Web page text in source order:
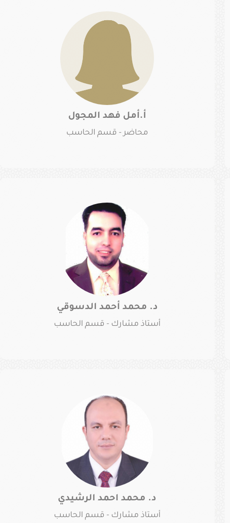
أ.أمل فهد المجول
محاضر - قسم الحاسب
د. محمد أحمد الدسوقي
أستاذ مشارك - قسم الحاسب
د. محمد احمد الرشيدي
أستاذ مشارك - قسم الحاسب